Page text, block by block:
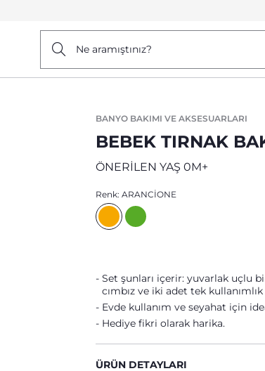
Ne aramıştınız?
BANYO BAKIMI VE AKSESUARLARI
BEBEK TIRNAK
ÖNERİLEN YAŞ 0M+
Renk: ARANCIONE
Set şunları içerir: yuvarlak uçlu
cımbız ve iki adet tek
Evde kullanım ve seyahat için
Hediye fikri olarak harika.
ÜRÜN DETAYLARI